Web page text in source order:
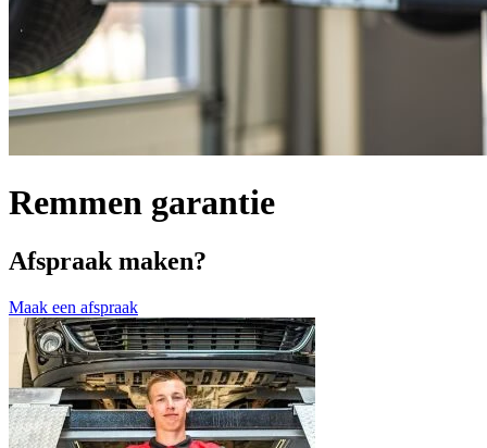
Remmen garantie
Afspraak maken?
Maak een afspraak